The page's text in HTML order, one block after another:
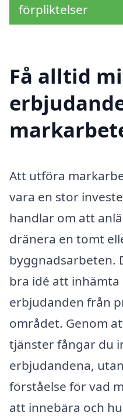
förpliktelser
Få alltid
Att utföra
vara en stor
handlar om att
dränera en tomt
byggnadsarbeten.
bra idé att
erbjudanden från
området. Genom
tjänster fångar du
erbjudandena,
förståelse för vad
att innebära och